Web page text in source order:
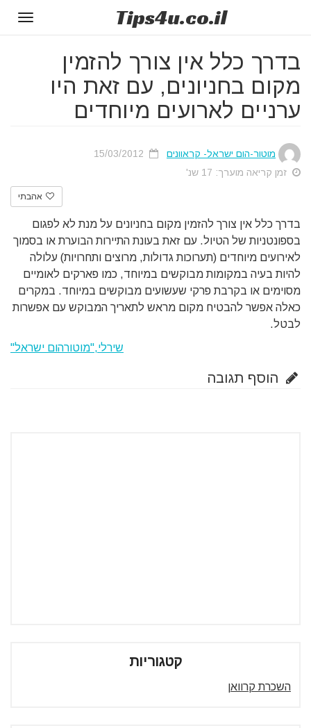
Tips4u.co.il
בדרך כלל אין צורך להזמין
מקום בחניונים, עם זאת היו
ערניים לארועים מיוחדים
מוטור-הום ישראל- קראוונים
זמן קריאה מוערך: 17 שנ'
אהבתי
בדרך כלל אין צורך להזמין מקום בחניונים על מנת לא לפגום
בספונטניות של הטיול. עם זאת בעונת התיירות הבוערת או בסמוך
לאירועים מיוחדים (תערוכות גדולות, מרוצים ותחרויות) עלולה
להיות בעיה במקומות מבוקשים במיוחד, כמו פארקים לאומיים
מסוימים או בקרבת פרקי שעשועים מבוקשים במיוחד. במקרים
כאלה אפשר להבטיח מקום מראש לתאריך המבוקש עם אפשרות
לבטל.
שירלי,"מוטורהום ישראל"
הוסף תגובה
קטגוריות
השכרת קרוואן